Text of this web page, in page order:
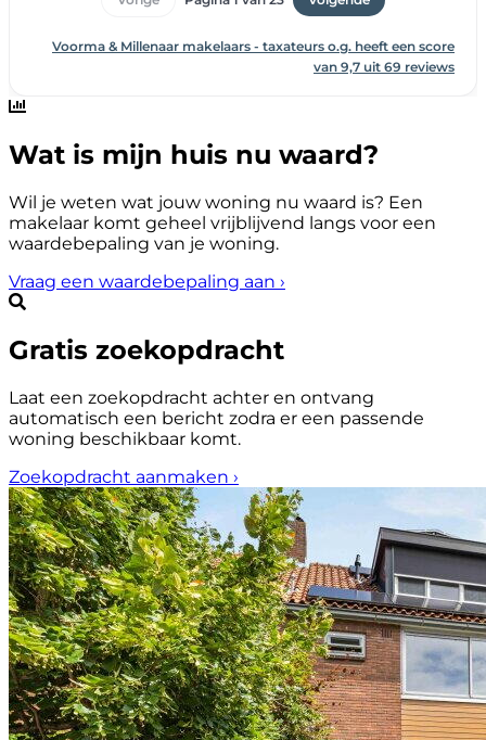
Wat is mijn huis nu waard?
Wil je weten wat jouw woning nu waard is? Een
makelaar komt geheel vrijblijvend langs voor een
waardebepaling van je woning.
Vraag een waardebepaling aan ›
Gratis zoekopdracht
Laat een zoekopdracht achter en ontvang
automatisch een bericht zodra er een passende
woning beschikbaar komt.
Zoekopdracht aanmaken ›